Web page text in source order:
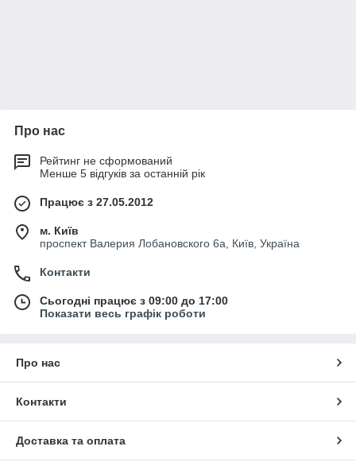
Про нас
Рейтинг не сформований
Менше 5 відгуків за останній рік
Працює з 27.05.2012
м. Київ
проспект Валерия Лобановского 6а, Київ, Україна
Контакти
Сьогодні працює з 09:00 до 17:00
Показати весь графік роботи
Про нас
Контакти
Доставка та оплата